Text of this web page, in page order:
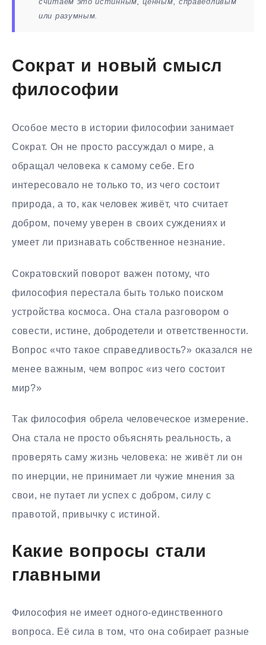
или разумным.
Сократ и новый смысл
философии
Особое место в истории философии занимает
Сократ. Он не просто рассуждал о мире, а
обращал человека к самому себе. Его
интересовало не только то, из чего состоит
природа, а то, как человек живёт, что считает
добром, почему уверен в своих суждениях и
умеет ли признавать собственное незнание.
Сократовский поворот важен потому, что
философия перестала быть только поиском
устройства космоса. Она стала разговором о
совести, истине, добродетели и ответственности.
Вопрос «что такое справедливость?» оказался не
менее важным, чем вопрос «из чего состоит
мир?»
Так философия обрела человеческое измерение.
Она стала не просто объяснять реальность, а
проверять саму жизнь человека: не живёт ли он
по инерции, не принимает ли чужие мнения за
свои, не путает ли успех с добром, силу с
правотой, привычку с истиной.
Какие вопросы стали
главными
Философия не имеет одного-единственного
вопроса. Её сила в том, что она собирает разные